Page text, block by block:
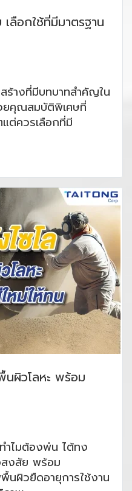
ลือกใช้ที่มีมาตรฐาน
ร้างที่มีบทบาทสำคัญใน
ยคุณสมบัติพิเศษที่
ต่ควรเลือกที่มี
ผิวโลหะ พร้อม
ำไมต้องพ่น ไต้ทง
สงสัย พร้อม
นผิวยืดอายุการใช้งาน